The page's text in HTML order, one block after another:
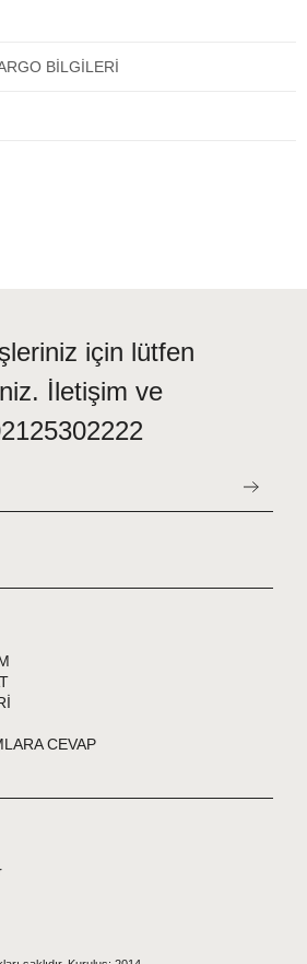
uzun süreli kullanımı için bu talimatlara
BİLGİLERİ
için lütfen
İletişim ve
CEVAP